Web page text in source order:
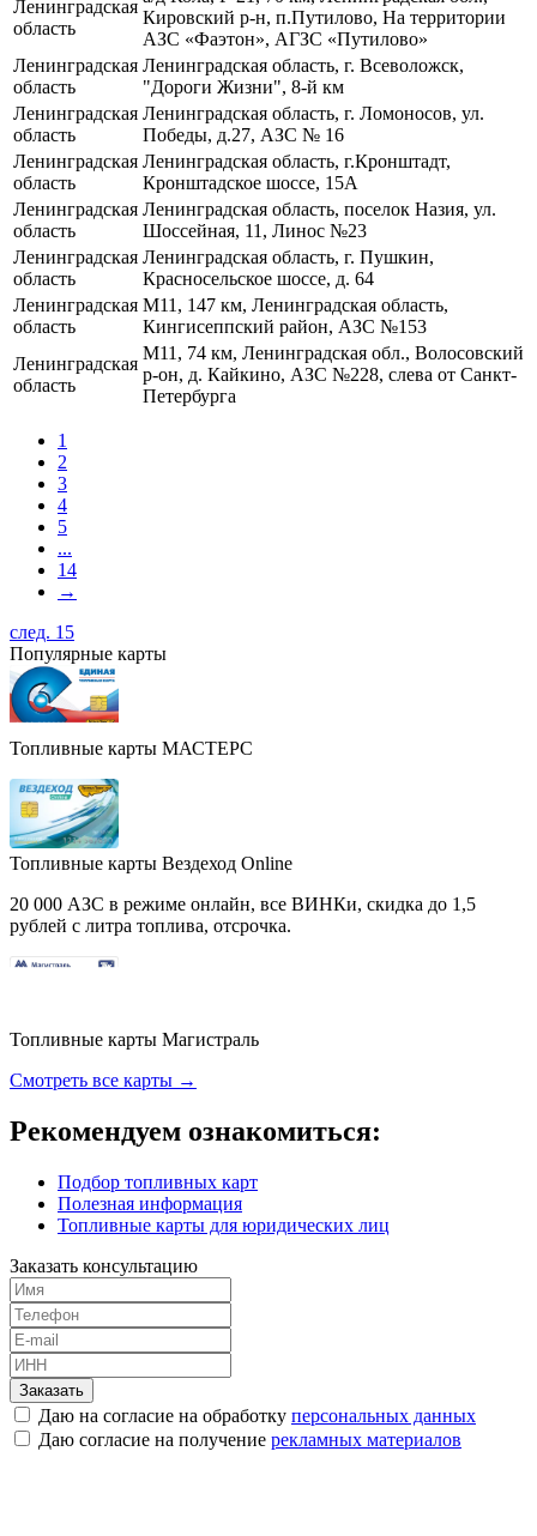
Ленинградская
область
Кировский р-н, п.Путилово, На территории
АЗС «Фаэтон», АГЗС «Путилово»
Ленинградская
область
Ленинградская область, г. Всеволожск,
"Дороги Жизни", 8-й км
Ленинградская
область
Ленинградская область, г. Ломоносов, ул.
Победы, д.27, АЗС № 16
Ленинградская
область
Ленинградская область, г.Кронштадт,
Кронштадское шоссе, 15А
Ленинградская
область
Ленинградская область, поселок Назия, ул.
Шоссейная, 11, Линос №23
Ленинградская
область
Ленинградская область, г. Пушкин,
Красносельское шоссе, д. 64
Ленинградская
область
М11, 147 км, Ленинградская область,
Кингисеппский район, АЗС №153
Ленинградская
область
М11, 74 км, Ленинградская обл., Волосовский
р-он, д. Кайкино, АЗС №228, слева от Санкт-
Петербурга
1
2
3
4
5
...
14
→
след. 15
Популярные карты
Топливные карты МАСТЕРС
Топливные карты Вездеход Online
20 000 АЗС в режиме онлайн, все ВИНКи, скидка до 1,5
рублей с литра топлива, отсрочка.
Топливные карты Магистраль
Смотреть все карты →
Рекомендуем ознакомиться:
Подбор топливных карт
Полезная информация
Топливные карты для юридических лиц
Заказать консультацию
Заказать
Даю на согласие на обработку персональных данных
Даю согласие на получение рекламных материалов